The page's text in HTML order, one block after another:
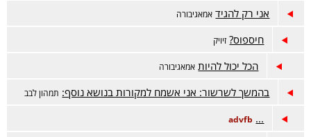
אני רק להגיד אמאגיבורה
חיספוס? זיויק
הכל יכול להיות אמאגיבורה
בהמשך לשרשור: אני אשמח למקורות בנושא נוסף: תמהון לבב
...
advfb